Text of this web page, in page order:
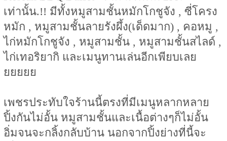
เท่านั้น.!! มีทั้งหมูสามชั้นหมักโกชูจัง , ซี่โครง
หมัก , หมูสามชั้นลายรังผึ้ง(เด็ดมาก) , คอหมู ,
ไก่หมักโกชูจัง , หมูสามชั้น , หมูสามชั้นสไลด์ ,
ไก่เทอริยากิ และเมนูทานเล่นอีกเพียบเลย
ยยยยย
เพชรประทับใจร้านนี้ตรงที่มีเมนูหลากหลาย
ปิ้งกันไม่อั้น หมูสามชั้นและเนื้อต่างๆก็ไม่อั้น
อิ่มจนจะกลิ้งกลับบ้าน นอกจากปิ้งย่างที่นี้จะ